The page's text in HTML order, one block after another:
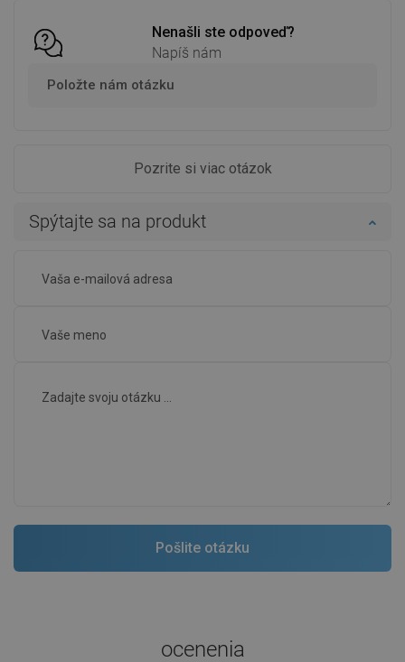
Nenašli ste odpoveď?
Napíš nám
Položte nám otázku
Pozrite si viac otázok
Spýtajte sa na produkt
ocenenia